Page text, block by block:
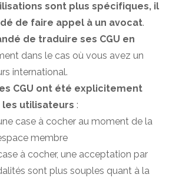
sont plus spécifiques, il
de faire appel à un avocat.
de traduire ses CGU en
dans le cas où vous avez un
international.
CGU ont été explicitement
utilisateurs :
case à cocher au moment de la
membre
à cocher, une acceptation par
sont plus souples quant à la